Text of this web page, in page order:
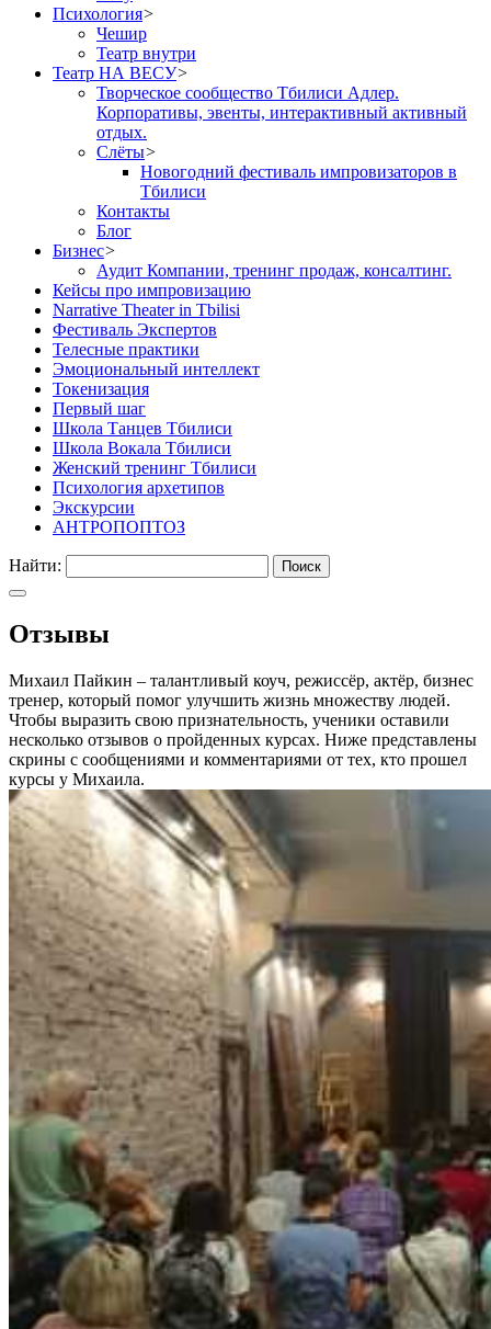
Психология>
Чешир
Театр внутри
Театр НА ВЕСУ>
Творческое сообщество Тбилиси Адлер.
Корпоративы, эвенты, интерактивный активный
отдых.
Слёты>
Новогодний фестиваль импровизаторов в
Тбилиси
Контакты
Блог
Бизнес>
Аудит Компании, тренинг продаж, консалтинг.
Кейсы про импровизацию
Narrative Theater in Tbilisi
Фестиваль Экспертов
Телесные практики
Эмоциональный интеллект
Токенизация
Первый шаг
Школа Танцев Тбилиси
Школа Вокала Тбилиси
Женский тренинг Тбилиси
Психология архетипов
Экскурсии
АНТРОПОПТОЗ
Найти:
Отзывы
Михаил Пайкин – талантливый коуч, режиссёр, актёр, бизнес
тренер, который помог улучшить жизнь множеству людей.
Чтобы выразить свою признательность, ученики оставили
несколько отзывов о пройденных курсах. Ниже представлены
скрины с сообщениями и комментариями от тех, кто прошел
курсы у Михаила.